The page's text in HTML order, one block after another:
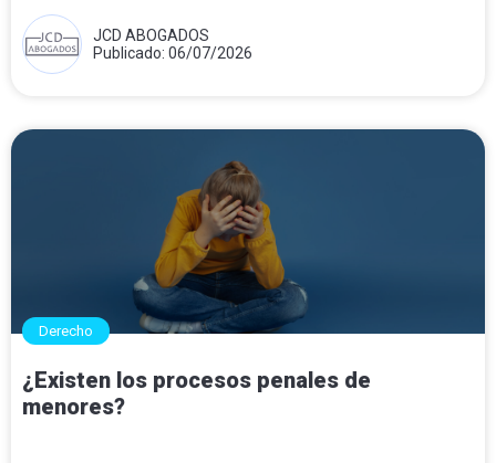
JCD ABOGADOS
Publicado: 06/07/2026
Derecho
¿Existen los procesos penales de
menores?